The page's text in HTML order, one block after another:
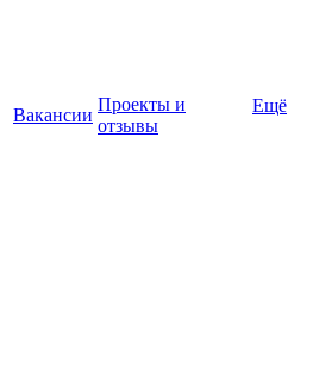
Вакансии
Проекты и
отзывы
Ещё